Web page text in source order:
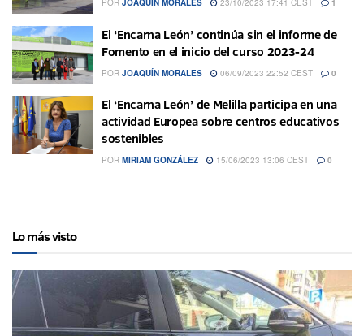
POR JOAQUÍN MORALES 23/10/2023 17:41 CEST 1
El ‘Encarna León’ continúa sin el informe de
Fomento en el inicio del curso 2023-24
POR JOAQUÍN MORALES 06/09/2023 22:52 CEST 0
El ‘Encarna León’ de Melilla participa en una
actividad Europea sobre centros educativos
sostenibles
POR MIRIAM GONZÁLEZ 15/06/2023 13:06 CEST 0
Lo más visto